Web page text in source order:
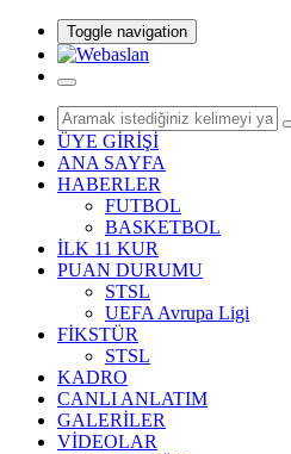
Toggle navigation
ÜYE GİRİŞİ
ANA SAYFA
HABERLER
FUTBOL
BASKETBOL
İLK 11 KUR
PUAN DURUMU
STSL
UEFA Avrupa Ligi
FİKSTÜR
STSL
KADRO
CANLI ANLATIM
GALERİLER
VİDEOLAR